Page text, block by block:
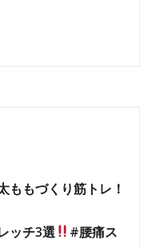
ももづくり筋トレ！
ッチ3選
#腰痛ス